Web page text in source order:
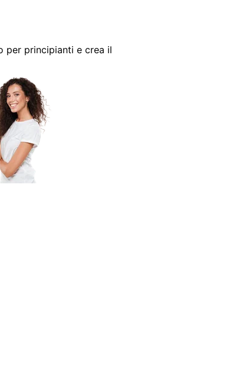
per principianti e crea il